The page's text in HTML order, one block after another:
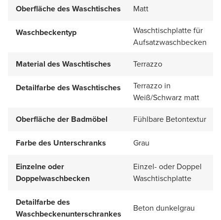
Oberfläche des Waschtisches Matt
Waschbeckentyp
Waschtischplatte für
Aufsatzwaschbecken
Material des Waschtisches
Terrazzo
Detailfarbe des Waschtisches
Terrazzo in
Weiß/Schwarz matt
Oberfläche der Badmöbel
Fühlbare Betontextur
Farbe des Unterschranks Grau
Einzelne oder
Doppelwaschbecken
Einzel- oder Doppel
Waschtischplatte
Detailfarbe des
Waschbeckenunterschrankes
Beton dunkelgrau